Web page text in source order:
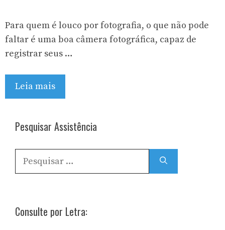
Para quem é louco por fotografia, o que não pode
faltar é uma boa câmera fotográfica, capaz de
registrar seus …
Leia mais
Pesquisar Assistência
Pesquisar
por:
Consulte por Letra: